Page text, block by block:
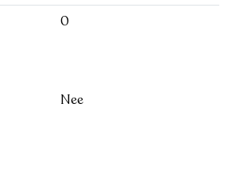
0
Nee